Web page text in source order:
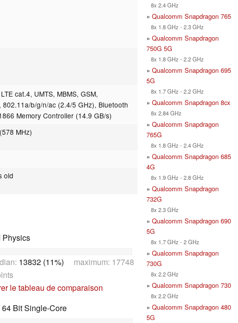
cat.4, UMTS, MBMS, GSM,
802.11a/b/g/n/ac (2.4/5 GHz), Bluetooth
Memory Controller (14.9 GB/s)
(578 MHz)
old
Physics
13832 (11%) maximum: 17748
le tableau de comparaison
Bit Single-Core
8x 2.4 GHz
» Qualcomm Snapdragon 765
8x 1.8 GHz - 2.3 GHz
» Qualcomm Snapdragon
750G 5G
8x 1.8 GHz - 2.2 GHz
» Qualcomm Snapdragon 695
5G
8x 1.7 GHz - 2.2 GHz
» Qualcomm Snapdragon 8cx
8x 2.84 GHz
» Qualcomm Snapdragon
765G
8x 1.8 GHz - 2.4 GHz
» Qualcomm Snapdragon 685
4G
8x 1.9 GHz - 2.8 GHz
» Qualcomm Snapdragon
732G
8x 2.3 GHz
» Qualcomm Snapdragon 690
5G
8x 1.7 GHz - 2 GHz
» Qualcomm Snapdragon
730G
8x 2.2 GHz
» Qualcomm Snapdragon 730
8x 2.2 GHz
» Qualcomm Snapdragon 480
5G